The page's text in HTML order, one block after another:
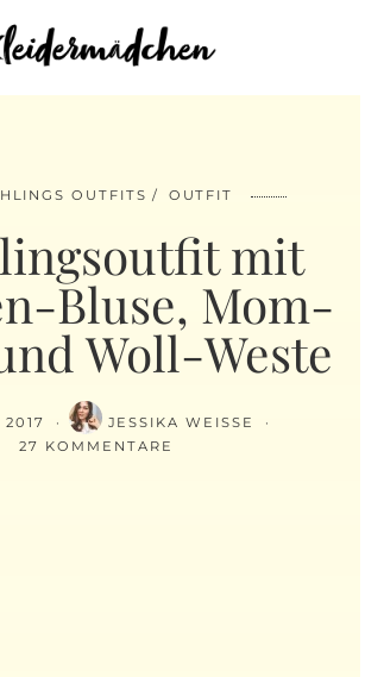
OUTFITS OUTFIT
mit
Bluse, Mom-
Woll-Weste
2017
JESSIKA WEISSE
27 KOMMENTARE